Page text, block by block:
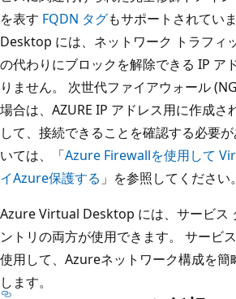
を表す FQDN タグもサポートされてい
Desktop には、ネットワーク トラフィ
の代わりにブロックを解除できる IP ア
りません。 次世代ファイアウォール
場合は、AZURE IP アドレス用に作成さ
して、接続できることを確認する必要
いては、「Azure Firewallを使用して
イAzure保護する 」を参照してください。
Azure Virtual Desktop には、サービス
ントリの両方が使用できます。 サービ
使用して、Azureネットワーク構成を簡
します。